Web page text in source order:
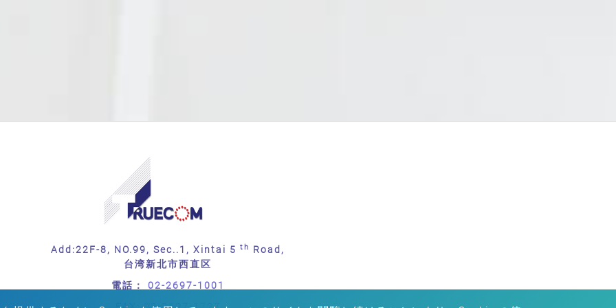
Add:22F-8, NO.99, Sec..1, Xintai 5 th
Road,
台湾新北市西直区
電話： 02-2697-1001